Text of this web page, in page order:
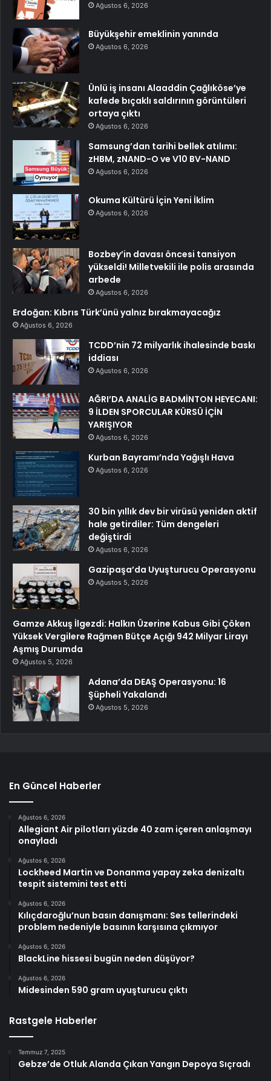
Ağustos 6, 2026
Büyükşehir emeklinin yanında
Ağustos 6, 2026
Ünlü iş insanı Alaaddin Çağlıköse’ye
kafede bıçaklı saldırının görüntüleri
ortaya çıktı
Ağustos 6, 2026
Samsung’dan tarihi bellek atılımı:
zHBM, zNAND-O ve V10 BV-NAND
Ağustos 6, 2026
Okuma Kültürü İçin Yeni İklim
Ağustos 6, 2026
Bozbey’in davası öncesi tansiyon
yükseldi! Milletvekili ile polis arasında
arbede
Ağustos 6, 2026
Erdoğan: Kıbrıs Türk’ünü yalnız bırakmayacağız
Ağustos 6, 2026
TCDD’nin 72 milyarlık ihalesinde baskı
iddiası
Ağustos 6, 2026
AĞRI’DA ANALİG BADMİNTON HEYECANI:
9 İLDEN SPORCULAR KÜRSÜ İÇİN
YARIŞIYOR
Ağustos 6, 2026
Kurban Bayramı’nda Yağışlı Hava
Ağustos 6, 2026
30 bin yıllık dev bir virüsü yeniden aktif
hale getirdiler: Tüm dengeleri
değiştirdi
Ağustos 6, 2026
Gazipaşa’da Uyuşturucu Operasyonu
Ağustos 5, 2026
Gamze Akkuş İlgezdi: Halkın Üzerine Kabus Gibi Çöken
Yüksek Vergilere Rağmen Bütçe Açığı 942 Milyar Lirayı
Aşmış Durumda
Ağustos 5, 2026
Adana’da DEAŞ Operasyonu: 16
Şüpheli Yakalandı
Ağustos 5, 2026
En Güncel Haberler
Ağustos 6, 2026
Allegiant Air pilotları yüzde 40 zam içeren anlaşmayı
onayladı
Ağustos 6, 2026
Lockheed Martin ve Donanma yapay zeka denizaltı
tespit sistemini test etti
Ağustos 6, 2026
Kılıçdaroğlu’nun basın danışmanı: Ses tellerindeki
problem nedeniyle basının karşısına çıkmıyor
Ağustos 6, 2026
BlackLine hissesi bugün neden düşüyor?
Ağustos 6, 2026
Midesinden 590 gram uyuşturucu çıktı
Rastgele Haberler
Temmuz 7, 2025
Gebze’de Otluk Alanda Çıkan Yangın Depoya Sıçradı